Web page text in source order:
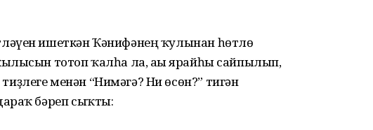
ишеткән Ҡәнифәнең ҡулынан һөтлө
тотоп ҡалһа ла, ағы ярайһы сайпылып,
менән “Нимәгә? Ни өсөн?” тигән
бәреп сыҡты: